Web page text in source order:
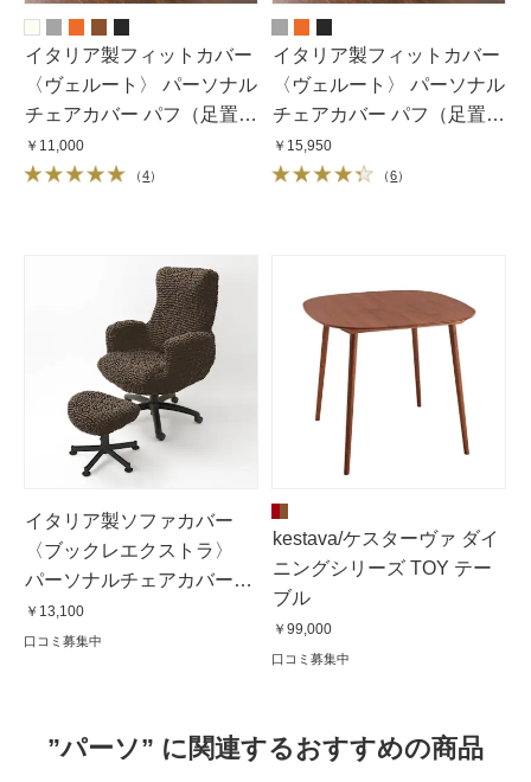
イタリア製フィットカバー
〈ヴェルート〉 パーソナル
チェアカバー パフ（足置
き）無し
￥11,000
（4）
イタリア製フィットカバー
〈ヴェルート〉 パーソナル
チェアカバー パフ（足置
き）付き
￥15,950
（6）
イタリア製ソファカバー
〈ブックレエクストラ〉
パーソナルチェアカバー・
パフ付き
￥13,100
口コミ募集中
kestava/ケスターヴァ ダイ
ニングシリーズ TOY テー
ブル
￥99,000
口コミ募集中
”パーソ” に関連するおすすめの商品